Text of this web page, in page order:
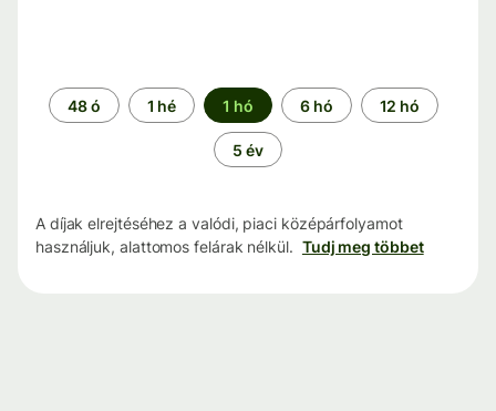
Időszak
48 ó 1 hé 1 hó 6 hó 12 hó
5 év
A díjak elrejtéséhez a valódi, piaci középárfolyamot
használjuk, alattomos felárak nélkül. Tudj meg többet